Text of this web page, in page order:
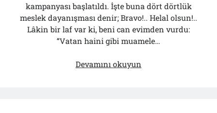
kampanyası başlatıldı. İşte buna dört dörtlük
meslek dayanışması denir; Bravo!.. Helal olsun!..
Lâkin bir laf var ki, beni can evimden vurdu:
“Vatan haini gibi muamele…
Devamını okuyun